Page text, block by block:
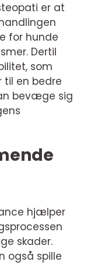
er at
for hunde
Dertil
som
til en bedre
bevæge sig
hjælper
skader.
også spille